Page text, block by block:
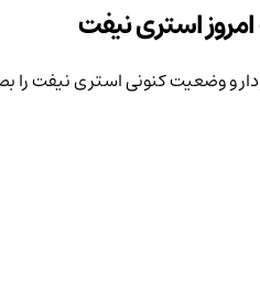
استری نیفت
و وضعیت کنونی استری نیفت